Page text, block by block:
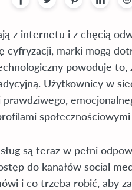
z internetu i z chęcią
cyfryzacji, marki mogą
powoduje
Użytkownicy w
są teraz w pełni
do kanałów social
i co trzeba robić, aby